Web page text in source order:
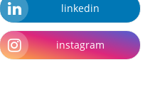
linkedin
instagram